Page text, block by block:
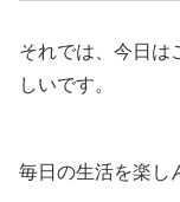
それでは、今日
しいです。
毎日の生活を楽し